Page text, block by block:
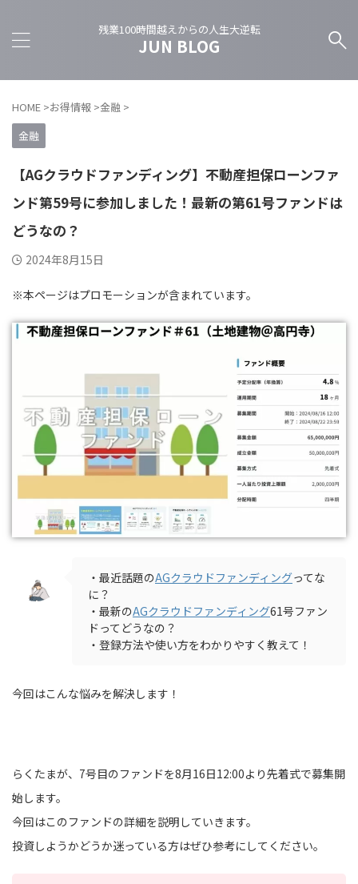
残業100時間越えからの人生大逆転
JUN BLOG
HOME >お得情報 >金融 >
金融
【AGクラウドファンディング】不動産担保ローンファ
ンド第59号に参加しました！最新の第61号ファンドは
どうなの？
2024年8月15日
※本ページはプロモーションが含まれています。
・最近話題のAGクラウドファンディングってな
に？
・最新のAGクラウドファンディング61号ファン
ドってどうなの？
・登録方法や使い方をわかりやすく教えて！
今回はこんな悩みを解決します！
らくたまが、7号目のファンドを8月16日12:00より先着式で募集開
始します。
今回はこのファンドの詳細を説明していきます。
投資しようかどうか迷っている方はぜひ参考にしてください。